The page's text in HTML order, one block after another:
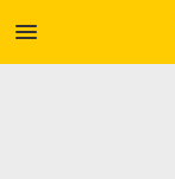
menu